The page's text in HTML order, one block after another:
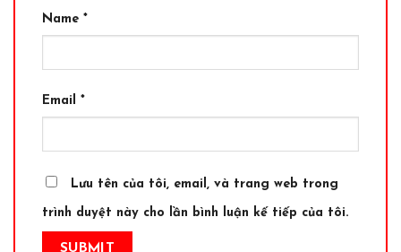
Name *
Email *
Lưu tên của tôi, email, và trang web trong
trình duyệt này cho lần bình luận kế tiếp của tôi.